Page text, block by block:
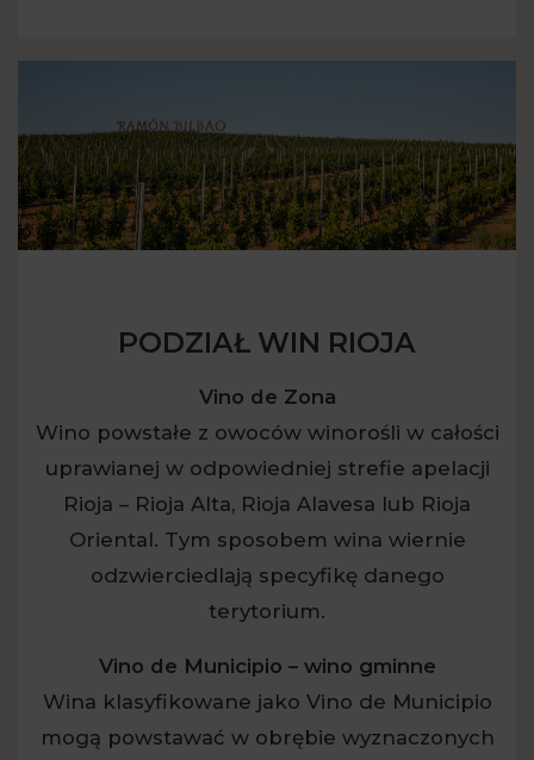
PODZIAŁ WIN RIOJA
Vino de Zona
Wino powstałe z owoców winorośli w całości
uprawianej w odpowiedniej strefie apelacji
Rioja – Rioja Alta, Rioja Alavesa lub Rioja
Oriental. Tym sposobem wina wiernie
odzwierciedlają specyfikę danego
terytorium.
Vino de Municipio – wino gminne
Wina klasyfikowane jako Vino de Municipio
mogą powstawać w obrębie wyznaczonych